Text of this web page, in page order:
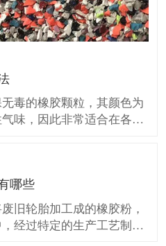
毒的橡胶颗粒，其颜色为
味，因此非常适合在各种
友好，不会产生有害的排
其无毒的特性，它们也不
哪些
旧轮胎加工成的橡胶粉，
经过特定的生产工艺制备